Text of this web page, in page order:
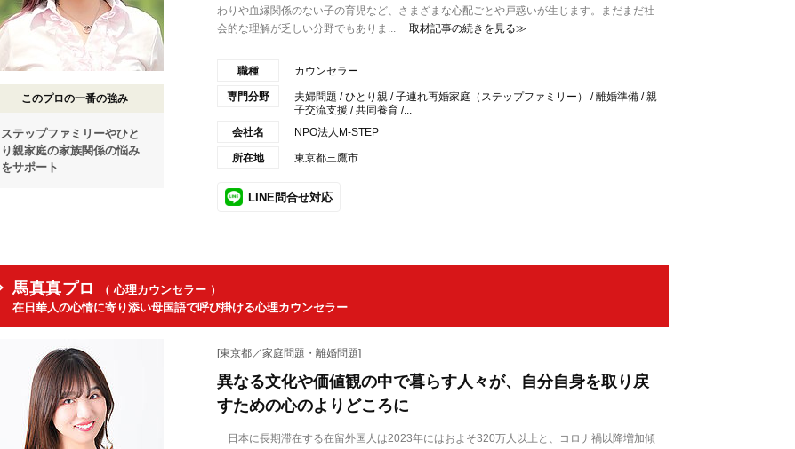
このプロの一番の強み
ステップファミリーやひと
り親家庭の家族関係の悩み
をサポート
わりや血縁関係のない子の育児など、さまざまな心配ごとや戸惑いが生じます。まだまだ社
会的な理解が乏しい分野でもありま...
取材記事の続きを見る≫
職種 カウンセラー
専門分野
夫婦問題 / ひとり親 / 子連れ再婚家庭（ステップファミリー） / 離婚準備 / 親
子交流支援 / 共同養育 /...
会社名
NPO法人M-STEP
所在地 東京都三鷹市
LINE問合せ対応
馬真真プロ
（ 心理カウンセラー ）
在日華人の心情に寄り添い母国語で呼び掛ける心理カウンセラー
[東京都／家庭問題・離婚問題]
異なる文化や価値観の中で暮らす人々が、自分自身を取り戻
すための心のよりどころに
日本に長期滞在する在留外国人は2023年にはおよそ320万人以上と、コロナ禍以降増加傾